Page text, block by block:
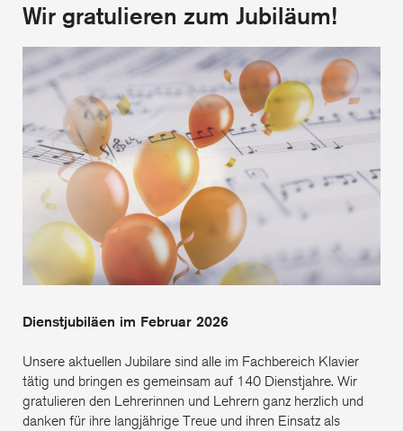
Wir gratulieren zum Jubiläum!
Dienstjubiläen im Februar 2026
Unsere aktuellen Jubilare sind alle im Fachbereich Klavier
tätig und bringen es gemeinsam auf 140 Dienstjahre. Wir
gratulieren den Lehrerinnen und Lehrern ganz herzlich und
danken für ihre langjährige Treue und ihren Einsatz als